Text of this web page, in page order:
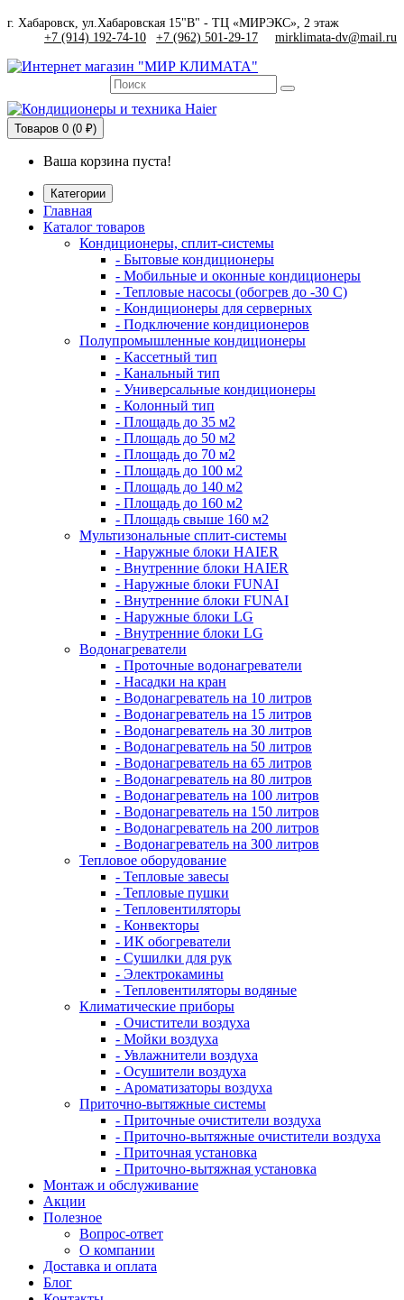
г. Хабаровск, ул.Хабаровская 15"В" - ТЦ «МИРЭКС», 2 этаж
+7 (914) 192-74-10
+7 (962) 501-29-17 mirklimata-dv@mail.ru
Товаров 0 (0 ₽)
Ваша корзина пуста!
Категории
Главная
Каталог товаров
Кондиционеры, сплит-системы
- Бытовые кондиционеры
- Мобильные и оконные кондиционеры
- Тепловые насосы (обогрев до -30 C)
- Кондиционеры для серверных
- Подключение кондиционеров
Полупромышленные кондиционеры
- Кассетный тип
- Канальный тип
- Универсальные кондиционеры
- Колонный тип
- Площадь до 35 м2
- Площадь до 50 м2
- Площадь до 70 м2
- Площадь до 100 м2
- Площадь до 140 м2
- Площадь до 160 м2
- Площадь свыше 160 м2
Мультизональные сплит-системы
- Наружные блоки HAIER
- Внутренние блоки HAIER
- Hаружные блоки FUNAI
- Внутренние блоки FUNAI
- Наружные блоки LG
- Внутренние блоки LG
Водонагреватели
- Проточные водонагреватели
- Наcадки на кран
- Водонагреватель на 10 литров
- Водонагреватель на 15 литров
- Водонагреватель на 30 литров
- Водонагреватель на 50 литров
- Водонагреватель на 65 литров
- Водонагреватель на 80 литров
- Водонагреватель на 100 литров
- Водонагреватель на 150 литров
- Водонагреватель на 200 литров
- Водонагреватель на 300 литров
Тепловое оборудование
- Тепловые завесы
- Тепловые пушки
- Тепловентиляторы
- Конвекторы
- ИК обогреватели
- Сушилки для рук
- Электрокамины
- Тепловентиляторы водяные
Климатические приборы
- Очистители воздуха
- Мойки воздуха
- Увлажнители воздуха
- Осушители воздуха
- Ароматизаторы воздуха
Приточно-вытяжные системы
- Приточные очистители воздуха
- Приточно-вытяжные очистители воздуха
- Приточная установка
- Приточно-вытяжная установка
Монтаж и обслуживание
Акции
Полезное
Вопрос-ответ
О компании
Доставка и оплата
Блог